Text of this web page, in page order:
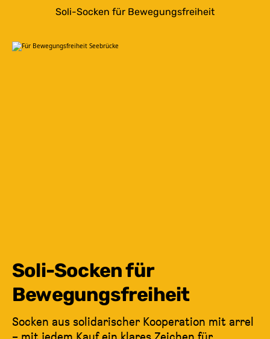
Soli-Socken für Bewegungsfreiheit
Soli-Socken für
Bewegungsfreiheit
Socken aus solidarischer Kooperation mit arrel